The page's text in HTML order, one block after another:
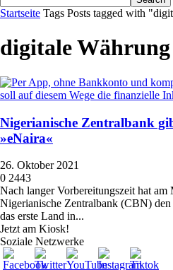
Startseite Tags Posts tagged with
digitale Währung
Nigerianische Zentralbank
»eNaira«
26. Oktober 2021
0 2443
Nach langer Vorbereitungszeit hat
Nigerianische Zentralbank (CBN)
das erste Land in...
Jetzt am Kiosk!
Soziale Netzwerke